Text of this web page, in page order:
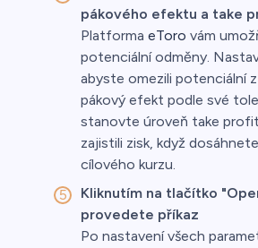
pákového efektu a take
Platforma eToro vám
potenciální odměny.
abyste omezili potenciální
pákový efekt podle své
stanovte úroveň take
zajistili zisk, když
cílového kurzu.
Kliknutím na tlačítko
provedete příkaz
Po nastavení všech